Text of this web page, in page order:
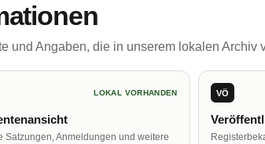
und Angaben, die in unserem lokalen Archiv
LOKAL VORHANDEN
Satzungen, Anmeldungen und weitere
VÖ